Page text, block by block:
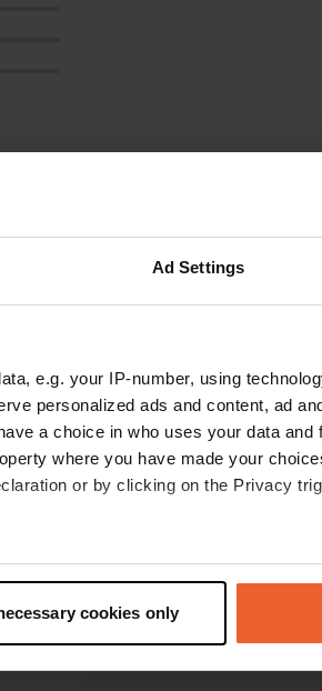
Ad Settings
e.g. your IP-number, using
personalized ads and content, ad
a choice in who uses your data and
where you have made your
or by clicking on the Privacy
which can be accurate to within
and set your preferences in the
social media features and to
cookies only
für Wohnmobile, ideal
in Rom. Sehr nette Leute, die
Einziger Nachteil: Es gibt
Plätze.